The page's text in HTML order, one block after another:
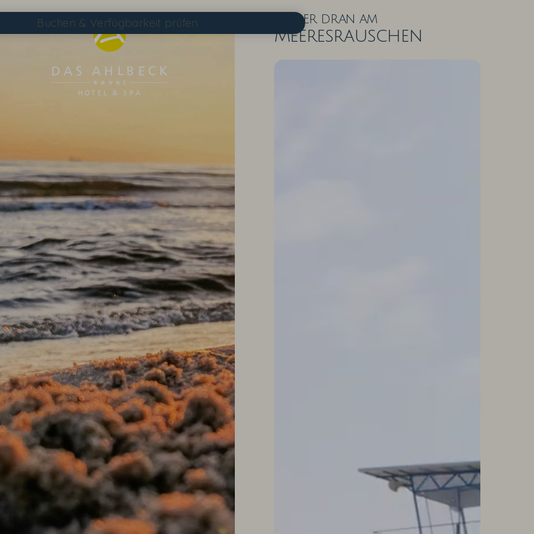
Buchen & Verfügbarkeit prüfen
Suchen
DAS AHLBECK ÜBERSICHTSSEITE
WETTER & WEBCAM
WISSENSWERTES
EVENTS IM HOTEL
TAGEN & FEIERN
Näher dran am
Meeresrauschen